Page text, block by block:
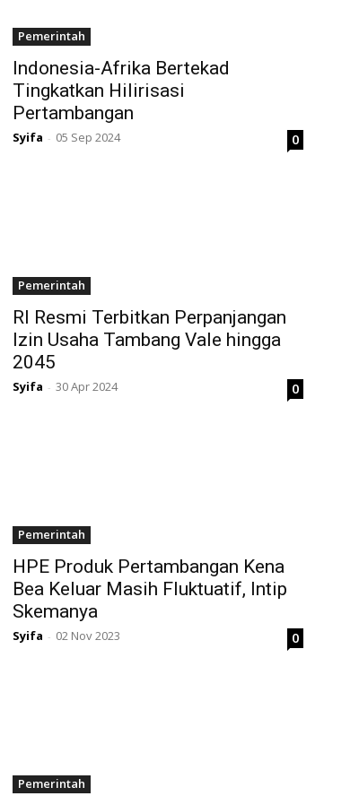
Pemerintah
Indonesia-Afrika Bertekad
Tingkatkan Hilirisasi
Pertambangan
Syifa - 05 Sep 2024 0
Pemerintah
RI Resmi Terbitkan Perpanjangan
Izin Usaha Tambang Vale hingga
2045
Syifa - 30 Apr 2024 0
Pemerintah
HPE Produk Pertambangan Kena
Bea Keluar Masih Fluktuatif, Intip
Skemanya
Syifa - 02 Nov 2023 0
Pemerintah